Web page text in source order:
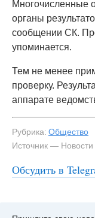
Многочисленные
органы
сообщении СК.
упоминается.
Тем не менее
проверку.
аппарате
Рубрика: Общество
Источник —
Обсудить в